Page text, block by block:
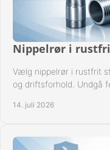
Nippelrør i
Vælg nippelrør i rustfrit
og driftsforhold. Undgå
14. juli 2026